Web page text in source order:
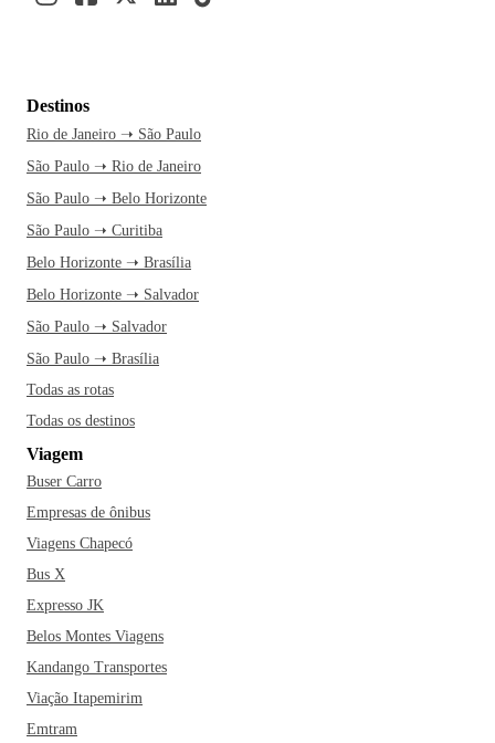
Destinos
Rio de Janeiro ➝ São Paulo
São Paulo ➝ Rio de Janeiro
São Paulo ➝ Belo Horizonte
São Paulo ➝ Curitiba
Belo Horizonte ➝ Brasília
Belo Horizonte ➝ Salvador
São Paulo ➝ Salvador
São Paulo ➝ Brasília
Todas as rotas
Todas os destinos
Viagem
Buser Carro
Empresas de ônibus
Viagens Chapecó
Bus X
Expresso JK
Belos Montes Viagens
Kandango Transportes
Viação Itapemirim
Emtram